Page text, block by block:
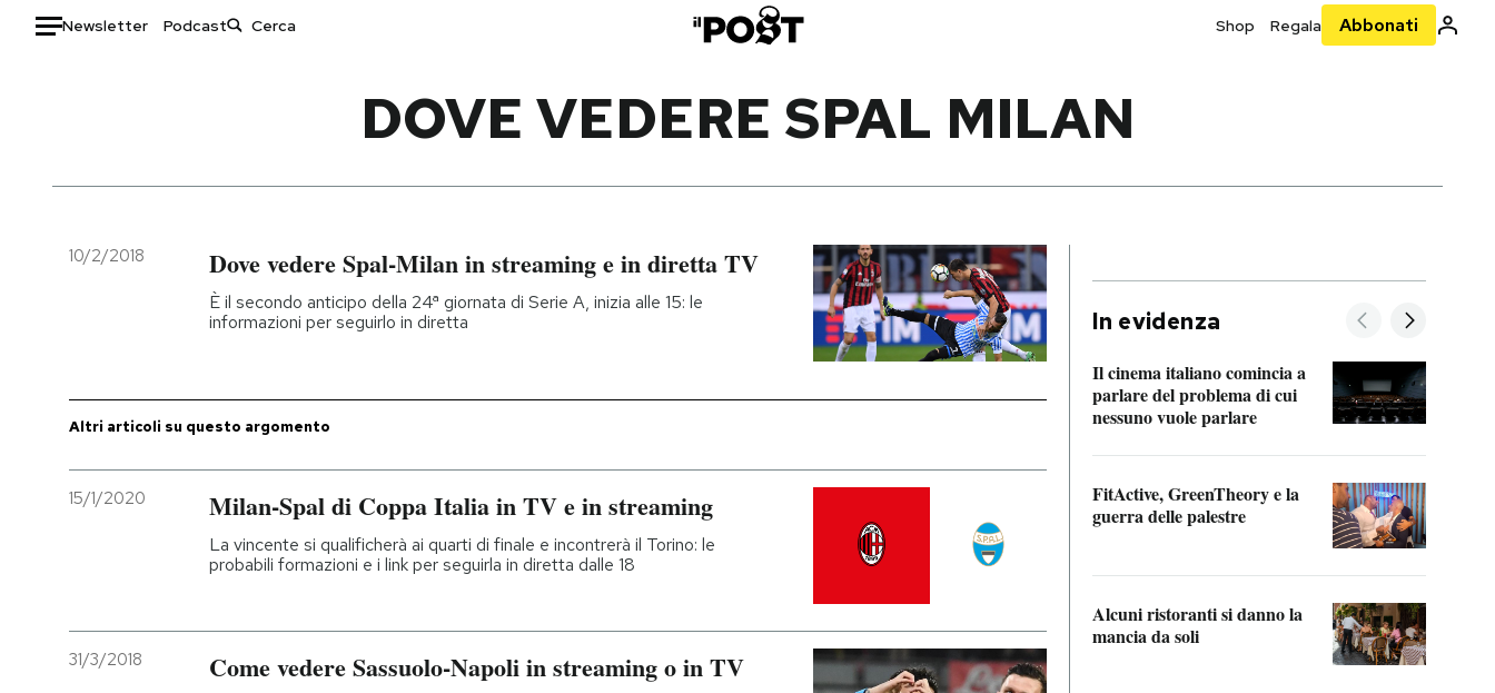
Newsletter Podcast Shop Regala Abbonati
Italia
Politica
Moda
Storie/Idee
Ok Boomer!
DOVE VEDERE SPAL MILAN
10/2/2018 Dove vedere Spal-Milan in streaming e in diretta TV
È il secondo anticipo della 24ª giornata di Serie A, inizia alle 15: le
informazioni per seguirlo in diretta
Altri articoli su questo argomento
15/1/2020 Milan-Spal di Coppa Italia in TV e in streaming
La vincente si qualificherà ai quarti di finale e incontrerà il Torino: le
probabili formazioni e i link per seguirla in diretta dalle 18
31/3/2018 Come vedere Sassuolo-Napoli in streaming o in TV
In evidenza
Il cinema italiano comincia a
parlare del problema di cui
nessuno vuole parlare
FitActive, GreenTheory e la
guerra delle palestre
Alcuni ristoranti si danno la
mancia da soli